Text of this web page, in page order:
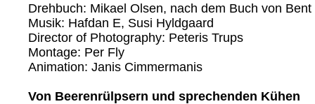
Drehbuch: Mikael Olsen, nach dem Buch von Bent
Musik: Hafdan E, Susi Hyldgaard
Director of Photography: Peteris Trups
Montage: Per Fly
Animation: Janis Cimmermanis
Von Beerenrülpsern und sprechenden Kühen